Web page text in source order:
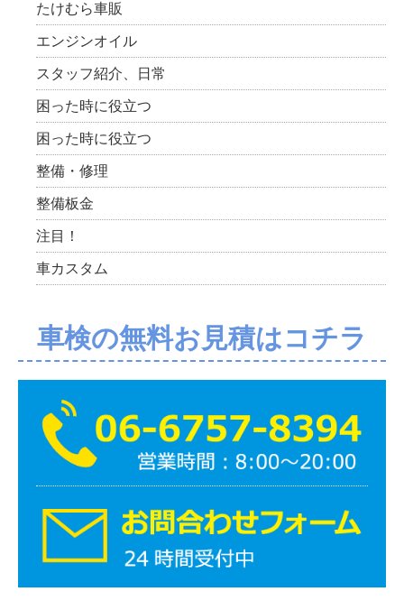
たけむら車販
エンジンオイル
スタッフ紹介、日常
困った時に役立つ
困った時に役立つ
整備・修理
整備板金
注目！
車カスタム
車検の無料お見積はコチラ